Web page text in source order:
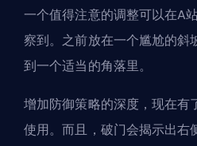
一个值得注意的调整可以在A
察到。之前放在一个尴尬的斜
到一个适当的角落里。
增加防御策略的深度，现在有
使用。而且，破门会揭示出右